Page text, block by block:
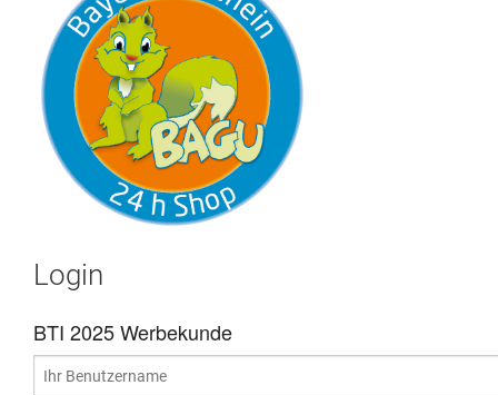
Login
BTI 2025 Werbekunde